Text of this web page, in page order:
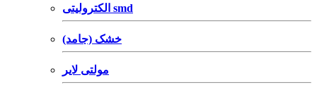
الکترولیتی smd
خشک (جامد)
مولتی لایر